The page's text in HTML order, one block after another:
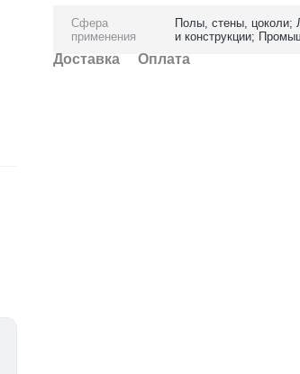
Сфера
применения
Полы, стены, цоколи;
и конструкции;
Доставка Оплата